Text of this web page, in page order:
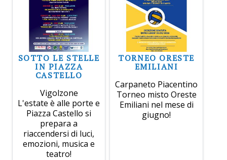
SOTTO LE STELLE
IN PIAZZA
CASTELLO
Vigolzone
L'estate è alle porte e
Piazza Castello si
prepara a
riaccendersi di luci,
emozioni, musica e
teatro!
TORNEO ORESTE
EMILIANI
Carpaneto Piacentino
Torneo misto Oreste
Emiliani nel mese di
giugno!